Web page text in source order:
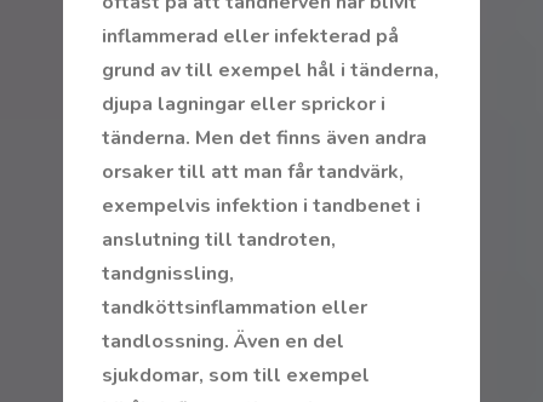
inflammerad eller infekterad på
grund av till exempel hål i tänderna,
djupa lagningar eller sprickor i
tänderna. Men det finns även andra
orsaker till att man får tandvärk,
exempelvis infektion i tandbenet i
anslutning till tandroten,
tandgnissling,
tandköttsinflammation eller
tandlossning. Även en del
sjukdomar, som till exempel